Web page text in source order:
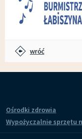
wróć
Ośrodki zdrowia